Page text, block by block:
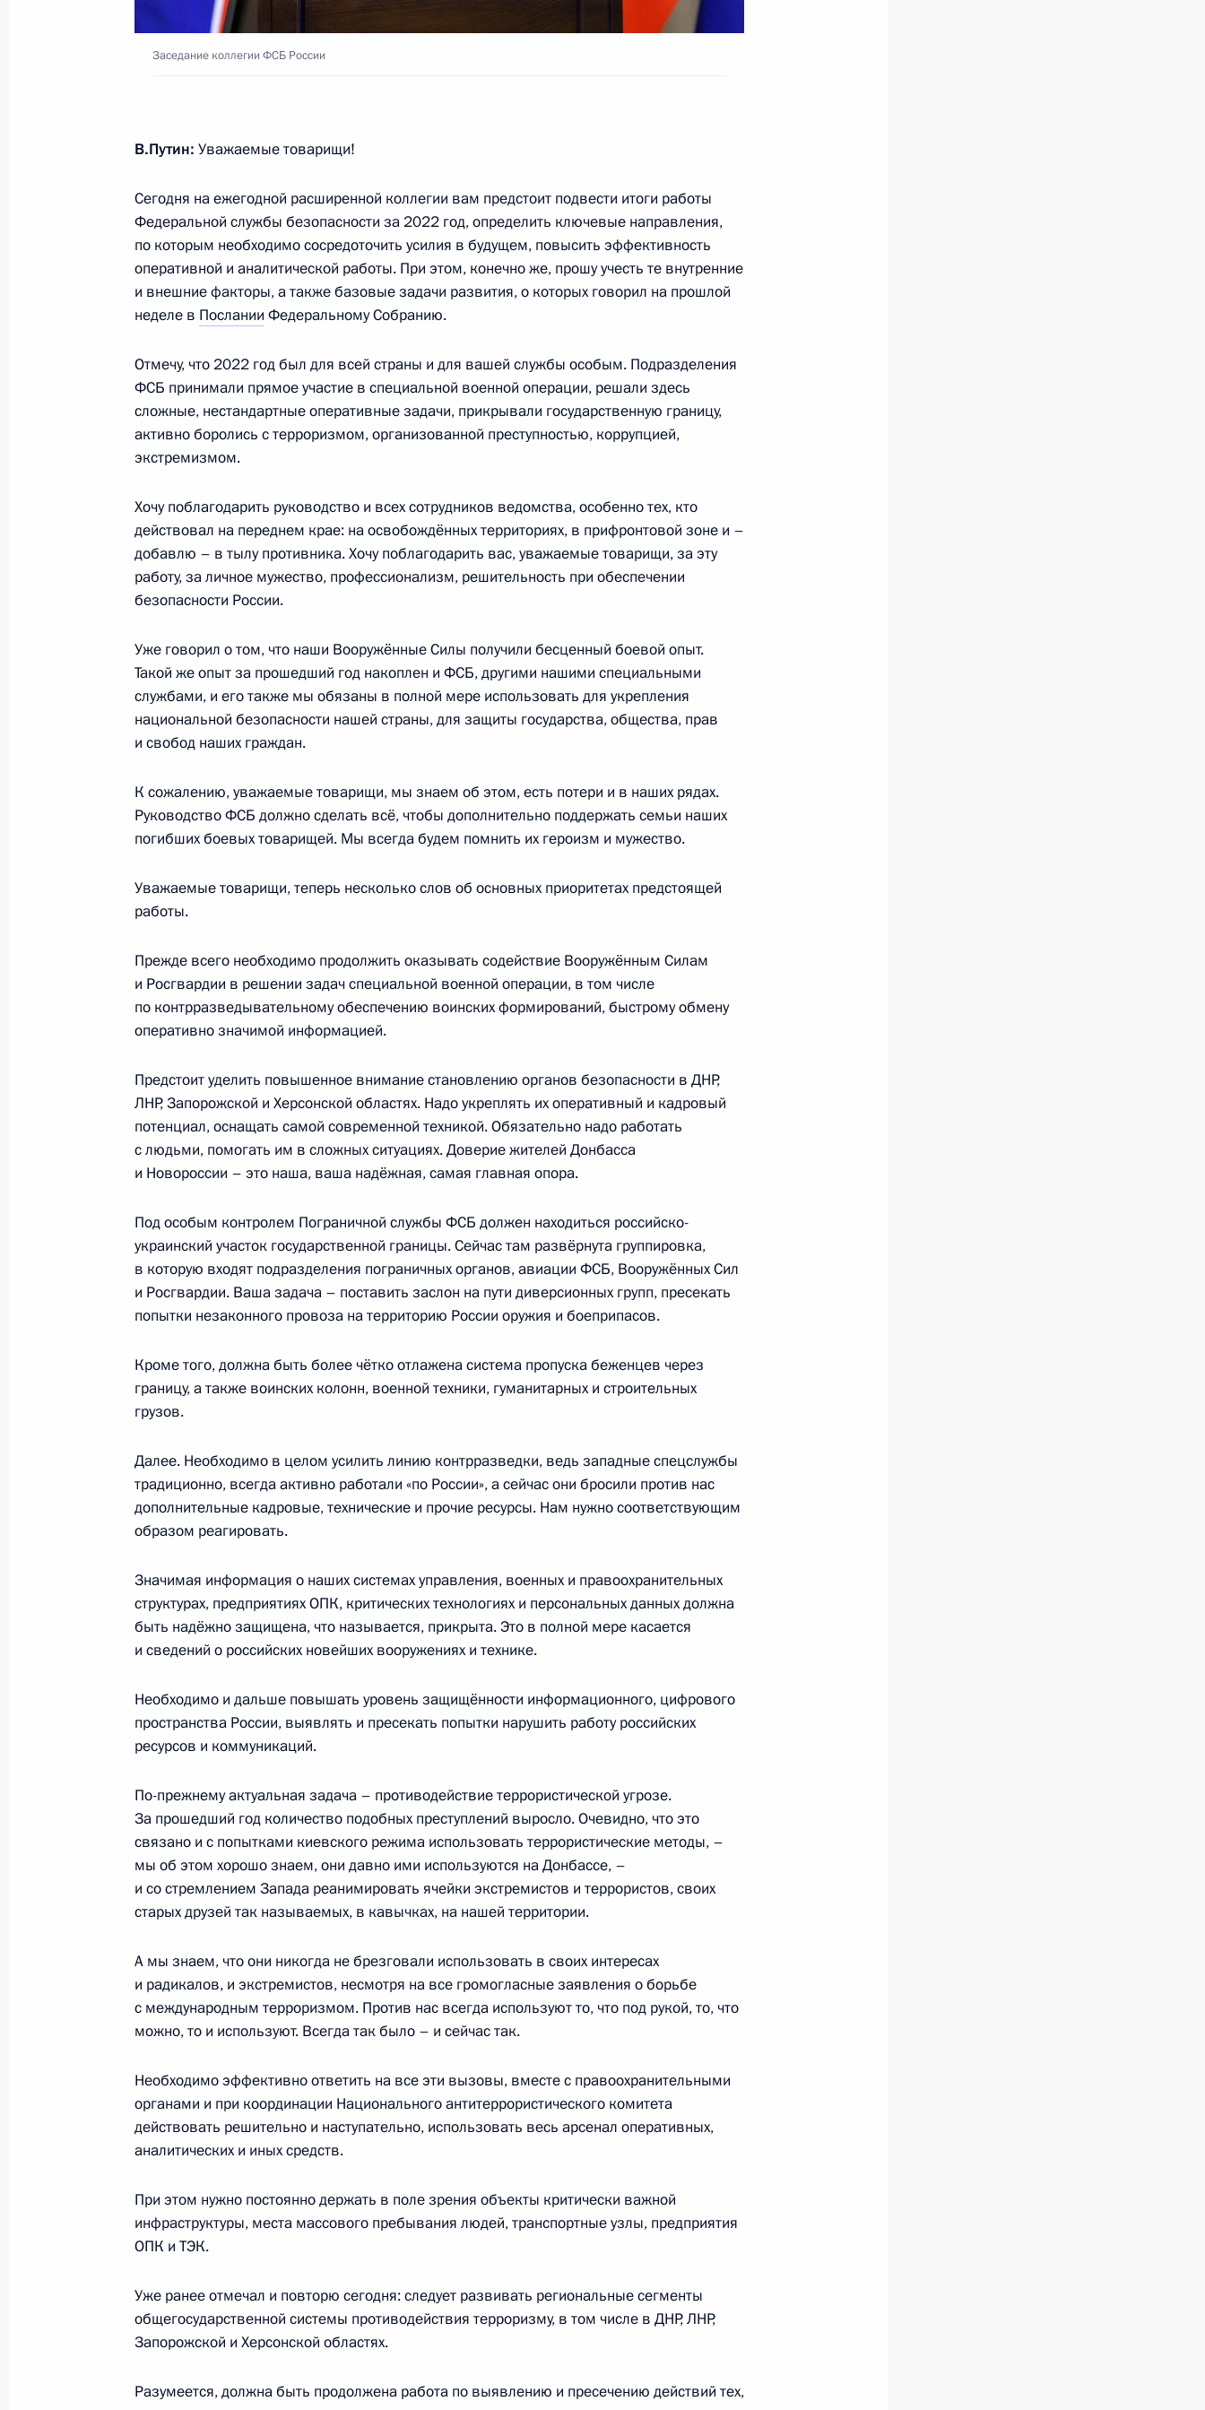
27 февраля 2025 года, 15:20
Заседание коллегии ФСБ России
19 марта 2024 года, 14:40
Заседание коллегии ФСБ России
28 февраля 2023 года, 15:30
21 февраля 2022 года, 18:30
Заседание коллегии ФСБ России
Совещание по решению гуманитарных вопросов в районе
Нагорного Карабаха
Встреча с директором ФСБ Александром Бортниковым
Совещание о подготовке к универсиаде 2019 года
1 марта 2017 года, 10:00
и Александром Бортниковым
19 декабря 2016 года, 22:45
11 августа 2016 года, 10:40
Совещание с постоянными членами Совета Безопасности
26 февраля 2016 года, 14:00
Совещание об итогах расследования причин крушения
10 октября 2015 года, 18:50
Совещание с постоянными членами Совета Безопасности
12 августа 2015 года, 14:50
Перечень поручений по итогам заседания президиума
21 июля 2015 года, 17:00
Совещание с постоянными членами Совета Безопасности
10 апреля 2015 года, 13:00
Поручение руководителям ряда министерств и ведомств в связи
23 марта 2014 года, 10:00
Встреча с главой МВД Владимиром Колокольцевым
30 декабря 2013 года, 10:15
Президент провёл встречу с директором ФСБ Александром
Заседание коллегии ФСБ России
В.Путин: Уважаемые товарищи!
Сегодня на ежегодной расширенной коллегии вам предстоит подвести итоги работы
Федеральной службы безопасности за 2022 год, определить ключевые направления,
по которым необходимо сосредоточить усилия в будущем, повысить эффективность
оперативной и аналитической работы. При этом, конечно же, прошу учесть те внутренние
и внешние факторы, а также базовые задачи развития, о которых говорил на прошлой
неделе в Послании Федеральному Собранию.
Отмечу, что 2022 год был для всей страны и для вашей службы особым. Подразделения
ФСБ принимали прямое участие в специальной военной операции, решали здесь
сложные, нестандартные оперативные задачи, прикрывали государственную границу,
активно боролись с терроризмом, организованной преступностью, коррупцией,
экстремизмом.
Хочу поблагодарить руководство и всех сотрудников ведомства, особенно тех, кто
действовал на переднем крае: на освобождённых территориях, в прифронтовой зоне и –
добавлю – в тылу противника. Хочу поблагодарить вас, уважаемые товарищи, за эту
работу, за личное мужество, профессионализм, решительность при обеспечении
безопасности России.
Уже говорил о том, что наши Вооружённые Силы получили бесценный боевой опыт.
Такой же опыт за прошедший год накоплен и ФСБ, другими нашими специальными
службами, и его также мы обязаны в полной мере использовать для укрепления
национальной безопасности нашей страны, для защиты государства, общества, прав
и свобод наших граждан.
К сожалению, уважаемые товарищи, мы знаем об этом, есть потери и в наших рядах.
Руководство ФСБ должно сделать всё, чтобы дополнительно поддержать семьи наших
погибших боевых товарищей. Мы всегда будем помнить их героизм и мужество.
Уважаемые товарищи, теперь несколько слов об основных приоритетах предстоящей
работы.
Прежде всего необходимо продолжить оказывать содействие Вооружённым Силам
и Росгвардии в решении задач специальной военной операции, в том числе
по контрразведывательному обеспечению воинских формирований, быстрому обмену
оперативно значимой информацией.
Предстоит уделить повышенное внимание становлению органов безопасности в ДНР,
ЛНР, Запорожской и Херсонской областях. Надо укреплять их оперативный и кадровый
потенциал, оснащать самой современной техникой. Обязательно надо работать
с людьми, помогать им в сложных ситуациях. Доверие жителей Донбасса
и Новороссии – это наша, ваша надёжная, самая главная опора.
Под особым контролем Пограничной службы ФСБ должен находиться российско-
украинский участок государственной границы. Сейчас там развёрнута группировка,
в которую входят подразделения пограничных органов, авиации ФСБ, Вооружённых Сил
и Росгвардии. Ваша задача – поставить заслон на пути диверсионных групп, пресекать
попытки незаконного провоза на территорию России оружия и боеприпасов.
Кроме того, должна быть более чётко отлажена система пропуска беженцев через
границу, а также воинских колонн, военной техники, гуманитарных и строительных
грузов.
Далее. Необходимо в целом усилить линию контрразведки, ведь западные спецслужбы
традиционно, всегда активно работали «по России», а сейчас они бросили против нас
дополнительные кадровые, технические и прочие ресурсы. Нам нужно соответствующим
образом реагировать.
Значимая информация о наших системах управления, военных и правоохранительных
структурах, предприятиях ОПК, критических технологиях и персональных данных должна
быть надёжно защищена, что называется, прикрыта. Это в полной мере касается
и сведений о российских новейших вооружениях и технике.
Необходимо и дальше повышать уровень защищённости информационного, цифрового
пространства России, выявлять и пресекать попытки нарушить работу российских
ресурсов и коммуникаций.
По-прежнему актуальная задача – противодействие террористической угрозе.
За прошедший год количество подобных преступлений выросло. Очевидно, что это
связано и с попытками киевского режима использовать террористические методы, –
мы об этом хорошо знаем, они давно ими используются на Донбассе, –
и со стремлением Запада реанимировать ячейки экстремистов и террористов, своих
старых друзей так называемых, в кавычках, на нашей территории.
А мы знаем, что они никогда не брезговали использовать в своих интересах
и радикалов, и экстремистов, несмотря на все громогласные заявления о борьбе
с международным терроризмом. Против нас всегда используют то, что под рукой, то, что
можно, то и используют. Всегда так было – и сейчас так.
Необходимо эффективно ответить на все эти вызовы, вместе с правоохранительными
органами и при координации Национального антитеррористического комитета
действовать решительно и наступательно, использовать весь арсенал оперативных,
аналитических и иных средств.
При этом нужно постоянно держать в поле зрения объекты критически важной
инфраструктуры, места массового пребывания людей, транспортные узлы, предприятия
ОПК и ТЭК.
Уже ранее отмечал и повторю сегодня: следует развивать региональные сегменты
общегосударственной системы противодействия терроризму, в том числе в ДНР, ЛНР,
Запорожской и Херсонской областях.
Разумеется, должна быть продолжена работа по выявлению и пресечению действий тех,